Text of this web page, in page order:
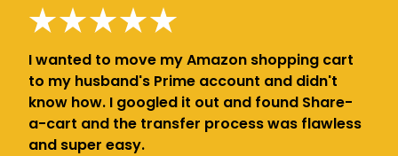
I wanted to move my Amazon shopping cart
to my husband's Prime account and didn't
know how. I googled it out and found Share-
a-cart and the transfer process was flawless
and super easy.